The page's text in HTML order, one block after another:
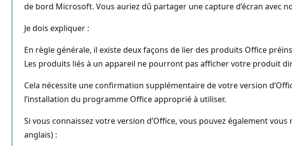
de bord Microsoft. Vous auriez dû partager une capture d’écran avec
Je dois expliquer :
En règle générale, il existe deux façons de lier des produits Office
Les produits liés à un appareil ne pourront pas afficher votre produit
Cela nécessite une confirmation supplémentaire de votre version
l’installation du programme Office approprié à utiliser.
Si vous connaissez votre version d’Office, vous pouvez également
anglais) :